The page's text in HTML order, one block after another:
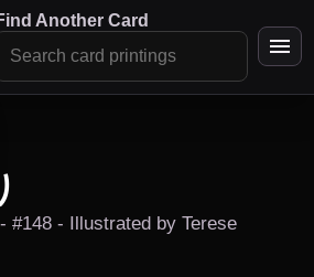
Another Card
#148 - Illustrated by Terese